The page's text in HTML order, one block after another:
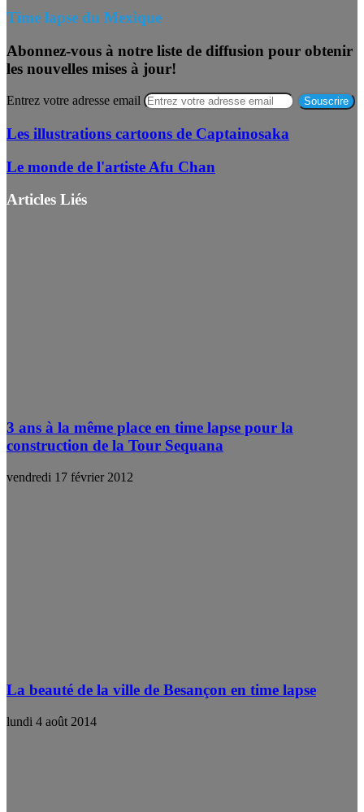
Time lapse du Mexique
Abonnez-vous à notre liste de diffusion pour obtenir
les nouvelles mises à jour!
Entrez votre adresse email
Les illustrations cartoons de Captainosaka
Le monde de l'artiste Afu Chan
Articles Liés
3 ans à la même place en time lapse pour la
construction de la Tour Sequana
vendredi 17 février 2012
La beauté de la ville de Besançon en time lapse
lundi 4 août 2014